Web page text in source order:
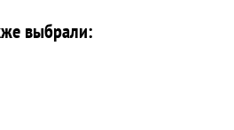
выбрали: